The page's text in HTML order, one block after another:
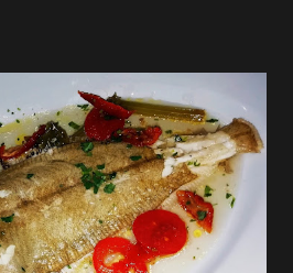
le proprietà ed il gusto
infatti della cottura a
vi spigherò tutto nella
della ricetta, intanto vi
e andremo subito ad
Carrè di agnello, diciamo